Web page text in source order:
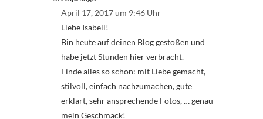
April 17, 2017 um 9:46 Uhr
Liebe Isabell!
Bin heute auf deinen Blog gestoßen und
habe jetzt Stunden hier verbracht.
Finde alles so schön: mit Liebe gemacht,
stilvoll, einfach nachzumachen, gute
erklärt, sehr ansprechende Fotos, … genau
mein Geschmack!